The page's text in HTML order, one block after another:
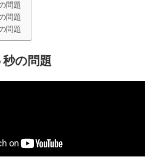
問題
問題
問題
秒の問題